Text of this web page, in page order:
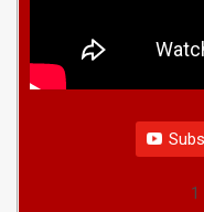
1